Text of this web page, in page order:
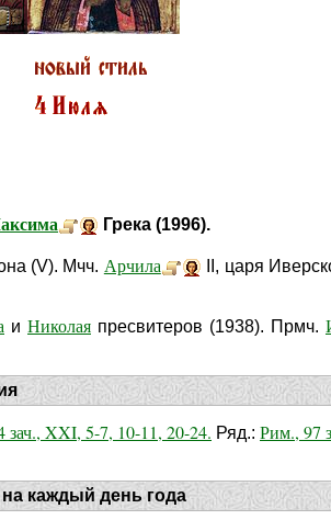
Грека (1996).
(V). Мчч. Арчила II, царя
и Николая пресвитеров (1938). Прмч.
зач., XXI, 5-7, 10-11, 20-24. Ряд.: Рим., 97
каждый день года